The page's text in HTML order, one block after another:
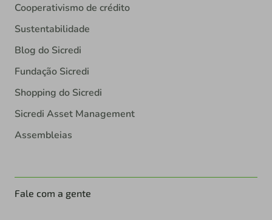
Cooperativismo de crédito
Sustentabilidade
Blog do Sicredi
Fundação Sicredi
Shopping do Sicredi
Sicredi Asset Management
Assembleias
Fale com a gente